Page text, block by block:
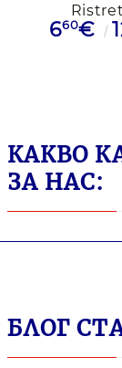
660€
КАКВО
ЗА НАС:
БЛОГ